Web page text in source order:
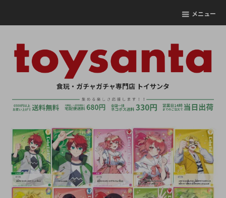
メニュー
食玩・ガチャガチャ専門店 トイサンタ